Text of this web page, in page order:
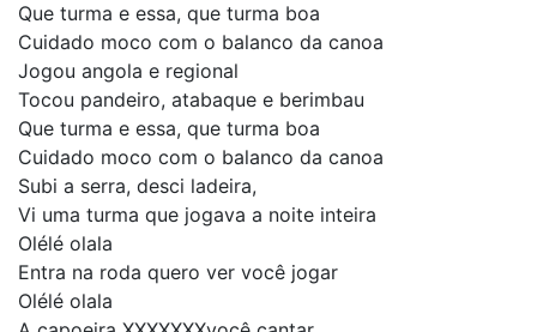
Que turma e essa, que turma boa
Cuidado moco com o balanco da canoa
Jogou angola e regional
Tocou pandeiro, atabaque e berimbau
Que turma e essa, que turma boa
Cuidado moco com o balanco da canoa
Subi a serra, desci ladeira,
Vi uma turma que jogava a noite inteira
Olélé olala
Entra na roda quero ver você jogar
Olélé olala